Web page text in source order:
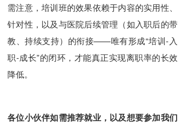
需注意，培训班的效果依赖于内容的实用性、
针对性，以及与医院后续管理（如入职后的带
教、持续支持）的衔接——唯有形成“培训-入
职-成长”的闭环，才能真正实现离职率的长效
降低。
各位小伙伴如需推荐就业，以及想要参加我们